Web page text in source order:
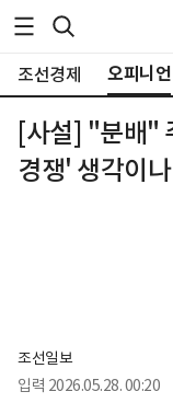
조선경제 오피니언
[사설] "분배"
경쟁' 생각이
조선일보
입력 2026.05.28. 00:20